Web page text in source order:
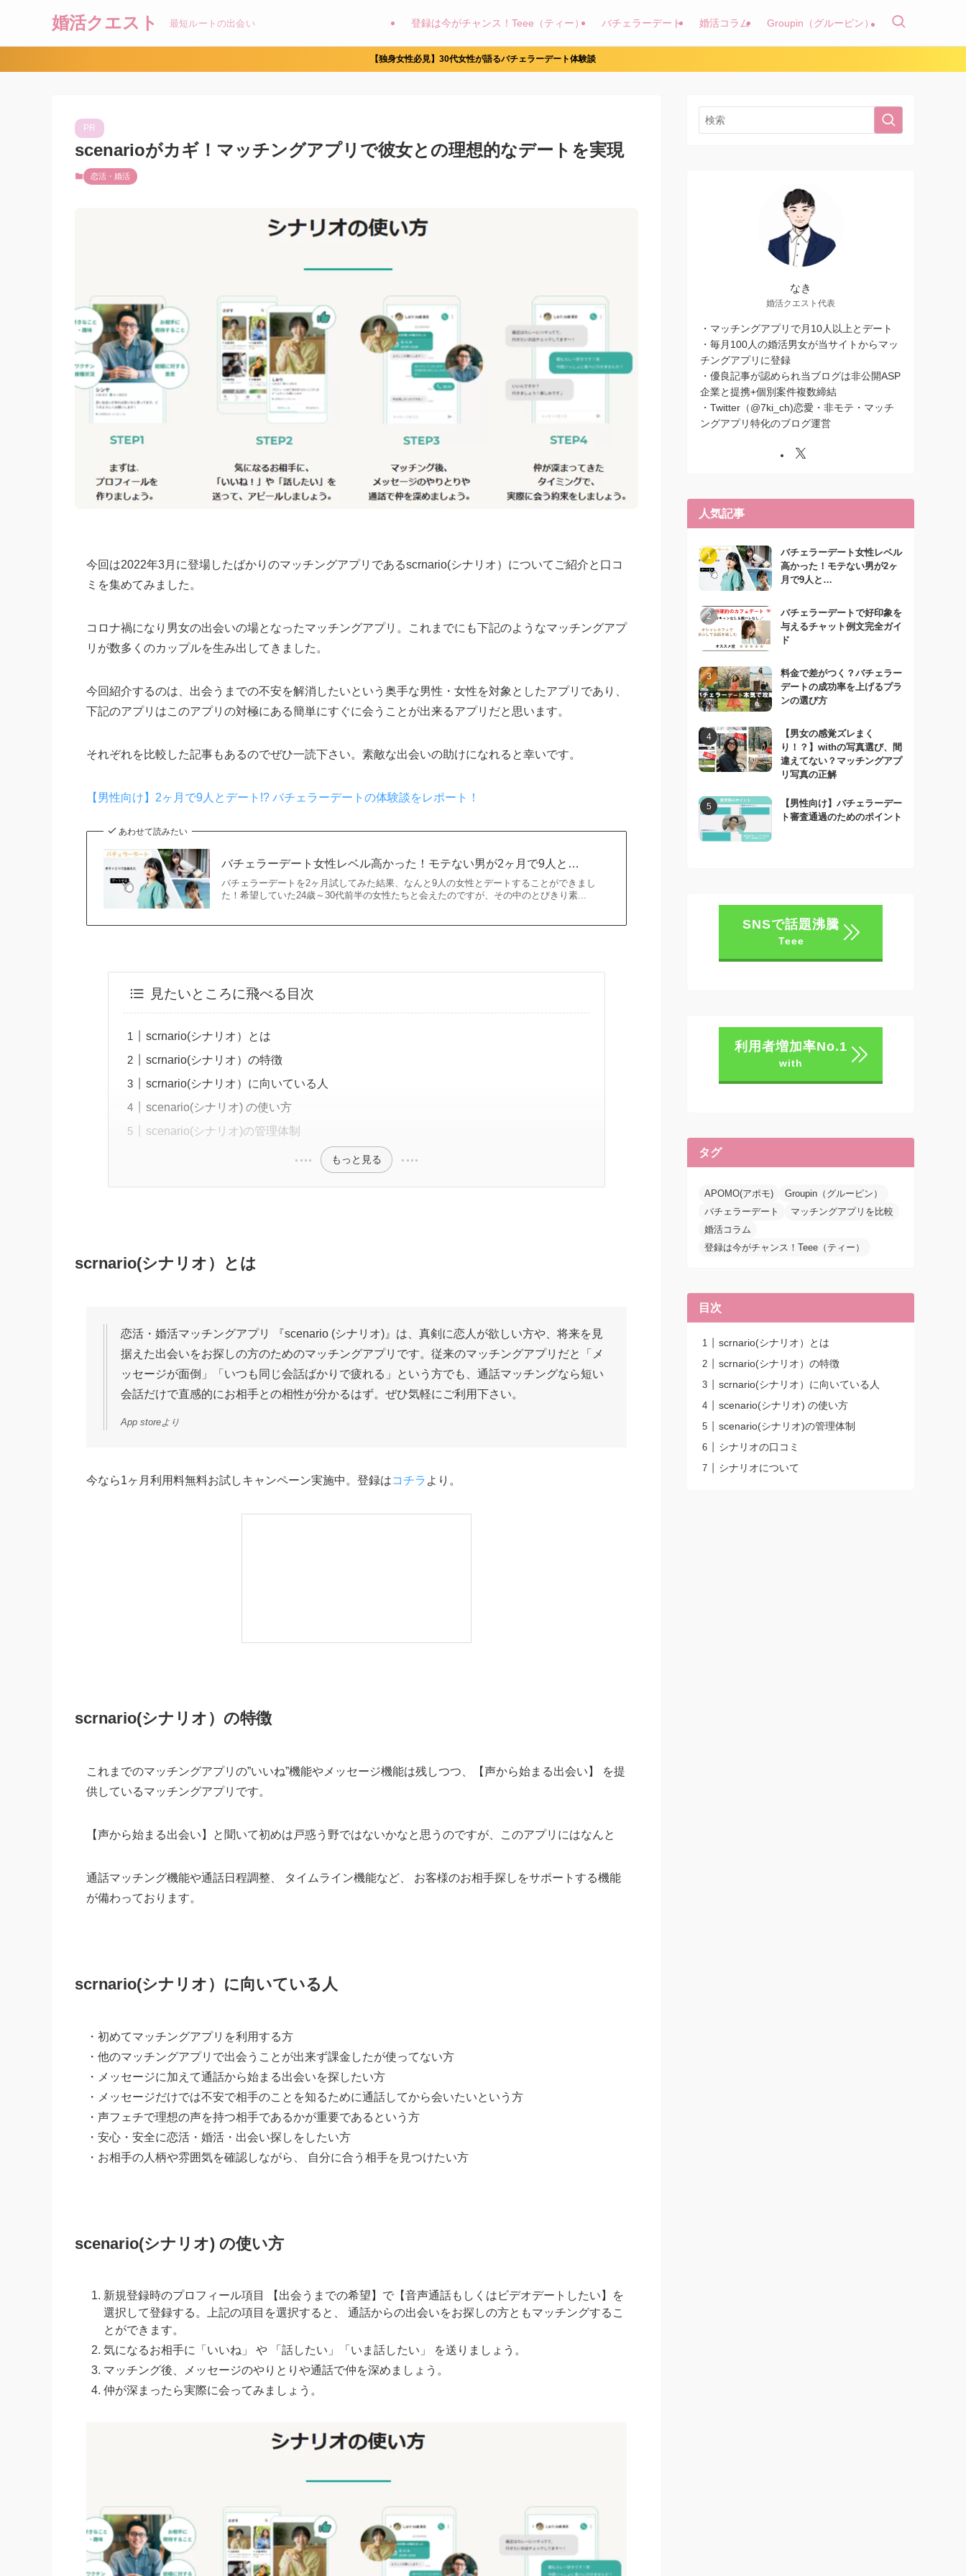
婚活クエスト 最短ルートの出会い 登録は今がチャンス！Teee（ティー） バチェラーデート 婚活コラム Groupin（グルーピン）
【独身女性必見】30代女性が語るバチェラーデート体験談
PR
scenarioがカギ！マッチングアプリで彼女との理想的なデートを実現
恋活・婚活
今回は2022年3月に登場したばかりのマッチングアプリであるscrnario(シナリオ）についてご紹介と口コ
ミを集めてみました。
コロナ禍になり男女の出会いの場となったマッチングアプリ。これまでにも下記のようなマッチングアプ
リが数多くのカップルを生み出してきました。
今回紹介するのは、 出会うまでの不安を解消したいという奥手な男性・女性を対象としたアプリ であり、
下記のアプリはこのアプリの対極にある簡単にすぐに会うことが出来るアプリ だと思います。
それぞれを比較した記事もあるのでぜひ一読下さい。素敵な出会いの助けになれると幸いです。
【男性向け】2ヶ月で9人とデート!? バチェラーデートの体験談をレポート！
あわせて読みたい
バチェラーデート女性レベル高かった！モテない男が2ヶ月で9人と…
バチェラーデートを2ヶ月試してみた結果、なんと9人の女性とデートすることができまし
た！希望していた24歳～30代前半の女性たちと会えたのですが、その中のとびきり素...
見たいところに飛べる目次
scrnario(シナリオ）とは
scrnario(シナリオ）の特徴
scrnario(シナリオ）に向いている人
scenario(シナリオ) の使い方
scenario(シナリオ)の管理体制
もっと見る
scrnario(シナリオ）とは
恋活・婚活マッチングアプリ 『scenario (シナリオ)』は、真剣に恋人が欲しい方や、将来を見
据えた出会いをお探しの方のためのマッチングアプリです。従来のマッチングアプリだと「メ
ッセージが面倒」「いつも同じ会話ばかりで疲れる」という方でも、通話マッチングなら短い
会話だけで直感的にお相手との相性が分かるはず。ぜひ気軽にご利用下さい。
App storeより
今なら1ヶ月利用料無料お試しキャンペーン実施中。登録はコチラ より。
scrnario(シナリオ）の特徴
これまでのマッチングアプリの”いいね”機能やメッセージ機能は残しつつ、【声から始まる出会い】 を提
供しているマッチングアプリです。
【声から始まる出会い】と聞いて初めは戸惑う野ではないかなと思うのですが、このアプリにはなんと
通話マッチング機能や通話日程調整、 タイムライン機能など、 お客様のお相手探しをサポートする機能
が備わっておりま す。
scrnario(シナリオ）に向いている人
・ 初めてマッチングアプリを利用する方
・ 他のマッチングアプリで出会うことが出来ず課金したが使ってない方
・メッセージに加えて通話から始まる出会いを探したい方
・ メッセージだけでは不安で相手のことを知るために通話してから会いたいという方
・ 声フェチで理想の声を持つ相手であるかが重要であるという方
・ 安心・安全に恋活・婚活・出会い探しをしたい方
・お相手の人柄や雰囲気を確認しながら、 自分に合う相手を見つけたい方
scenario(シナリオ) の使い方
新規登録時のプロフィール項目 【出会うまでの希望】で【音声通話もしくはビデオデートしたい】を
選択して登録する。上記の項目を選択すると、 通話からの出会いをお探しの方ともマッチングするこ
とができます。
気になるお相手に
「いいね」 や 「話したい」「いま話したい」 を送りましょう 。
マッチング後、メッセージのやりとりや通話で仲を深めましょう。
仲が深まったら実際に会ってみましょう。
なき
婚活クエスト代表
・マッチングアプリで月10人以上とデート
・毎月100人の婚活男女が当サイトからマッ
チングアプリに登録
・優良記事が認められ当ブログは非公開ASP
企業と提携+個別案件複数締結
・Twitter（@7ki_ch)恋愛・非モテ・マッチ
ングアプリ特化のブログ運営
人気記事
バチェラーデート女性レベル
高かった！モテない男が2ヶ
月で9人と…
バチェラーデートで好印象を
与えるチャット例文完全ガイ
ド
料金で差がつく？バチェラー
デートの成功率を上げるプラ
ンの選び方
【男女の感覚ズレまく
り！？】withの写真選び、間
違えてない？マッチングアプ
リ写真の正解
【男性向け】バチェラーデー
ト審査通過のためのポイント
SNSで話題沸騰
Teee
利用者増加率No.1
with
タグ
APOMO(アポモ)
Groupin（グルーピン）
バチェラーデート
マッチングアプリを比較
婚活コラム
登録は今がチャンス！Teee（ティー）
目次
scrnario(シナリオ）とは
scrnario(シナリオ）の特徴
scrnario(シナリオ）に向いている人
scenario(シナリオ) の使い方
scenario(シナリオ)の管理体制
シナリオの口コミ
シナリオについて